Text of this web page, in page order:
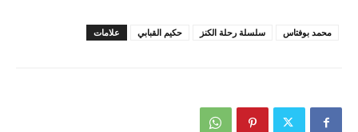
علامات حكيم القبابي سلسلة رحلة الكنز محمد بوفتاس